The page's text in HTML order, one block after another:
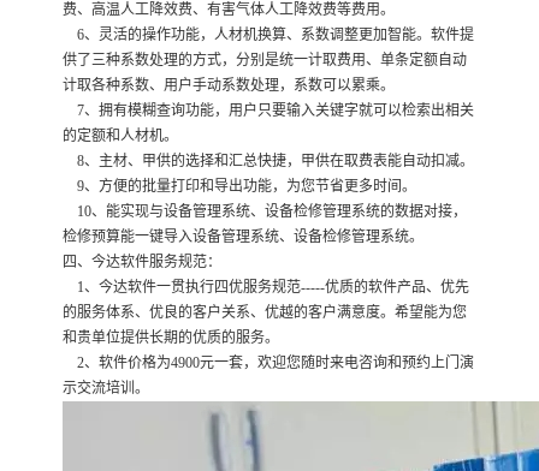
费、高温人工降效费、有害气体人工降效费等费用。
6、灵活的操作功能，人材机换算、系数调整更加智能。软件提
供了三种系数处理的方式，分别是统一计取费用、单条定额自动
计取各种系数、用户手动系数处理，系数可以累乘。
7、拥有模糊查询功能，用户只要输入关键字就可以检索出相关
的定额和人材机。
8、主材、甲供的选择和汇总快捷，甲供在取费表能自动扣减。
9、方便的批量打印和导出功能，为您节省更多时间。
10、能实现与设备管理系统、设备检修管理系统的数据对接，
检修预算能一键导入设备管理系统、设备检修管理系统。
四、今达软件服务规范：
1、今达软件一贯执行四优服务规范-----优质的软件产品、优先
的服务体系、优良的客户关系、优越的客户满意度。希望能为您
和贵单位提供长期的优质的服务。
2、软件价格为4900元一套，欢迎您随时来电咨询和预约上门演
示交流培训。